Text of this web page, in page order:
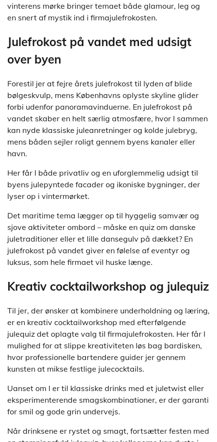
vinterens mørke bringer temaet både glamour, leg og
en snert af mystik ind i firmajulefrokosten.
Julefrokost på vandet med udsigt
over byen
Forestil jer at fejre årets julefrokost til lyden af blide
bølgeskvulp, mens Københavns oplyste skyline glider
forbi udenfor panoramavinduerne. En julefrokost på
vandet skaber en helt særlig atmosfære, hvor I sammen
kan nyde klassiske juleanretninger og kolde julebryg,
mens båden sejler roligt gennem byens kanaler eller
havn.
Her får I både privatliv og en uforglemmelig udsigt til
byens julepyntede facader og ikoniske bygninger, der
lyser op i vintermørket.
Det maritime tema lægger op til hyggelig samvær og
sjove aktiviteter ombord – måske en quiz om danske
juletraditioner eller et lille dansegulv på dækket? En
julefrokost på vandet giver en følelse af eventyr og
luksus, som hele firmaet vil huske længe.
Kreativ cocktailworkshop og julequiz
Til jer, der ønsker at kombinere underholdning og læring,
er en kreativ cocktailworkshop med efterfølgende
julequiz det oplagte valg til firmajulefrokosten. Her får I
mulighed for at slippe kreativiteten løs bag bardisken,
hvor professionelle bartendere guider jer gennem
kunsten at mikse festlige julecocktails.
Uanset om I er til klassiske drinks med et juletwist eller
eksperimenterende smagskombinationer, er der garanti
for smil og gode grin undervejs.
Når drinksene er rystet og smagt, fortsætter festen med